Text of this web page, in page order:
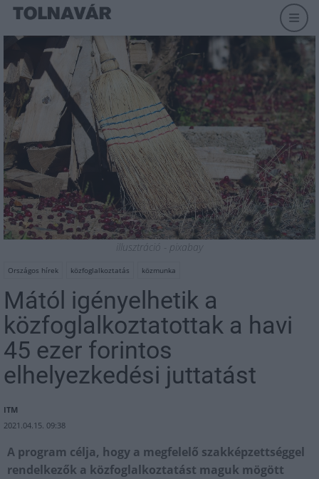
illusztráció - pixabay
Országos hírek közfoglalkoztatás közmunka
Mától igényelhetik a
közfoglalkoztatottak a havi
45 ezer forintos
elhelyezkedési juttatást
ITM
2021.04.15. 09:38
A program célja, hogy a megfelelő szakképzettséggel
rendelkezők a közfoglalkoztatást maguk mögött